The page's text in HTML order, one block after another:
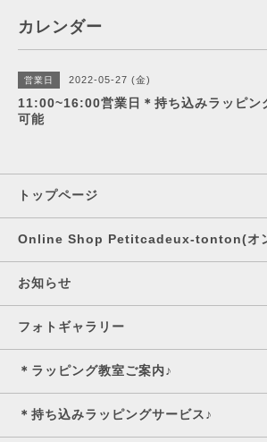
カレンダー
営業日 2022-05-27 (金)
11:00~16:00営業日＊持ち込みラッピン
可能
トップページ
Online Shop Petitcadeux-tonton(オ
お知らせ
フォトギャラリー
＊ラッピング教室ご案内♪
＊持ち込みラッピングサービス♪